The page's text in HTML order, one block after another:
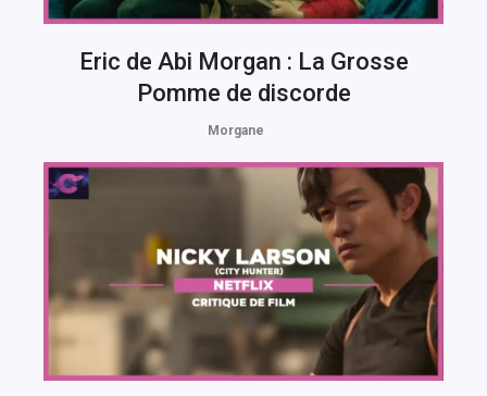
Eric de Abi Morgan : La Grosse
Pomme de discorde
Morgane